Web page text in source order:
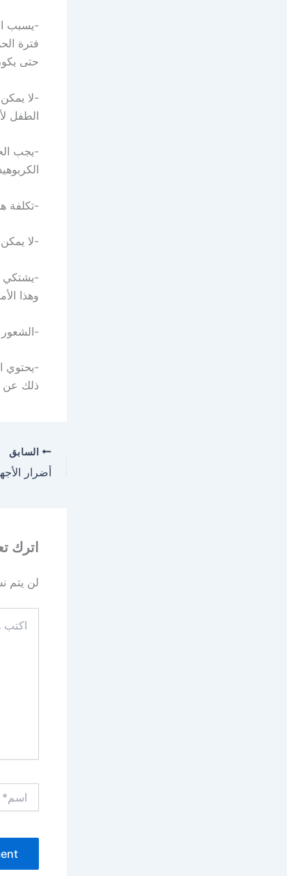
-يسبب
فترة
حتى
-لا
الطفل
-يجب
-تكلفة
-لا يمكن أن يكون
وهذا
-
-يحتوي
ذلك عن
السابق
أضرار
اترك
لن يتم
هنا...